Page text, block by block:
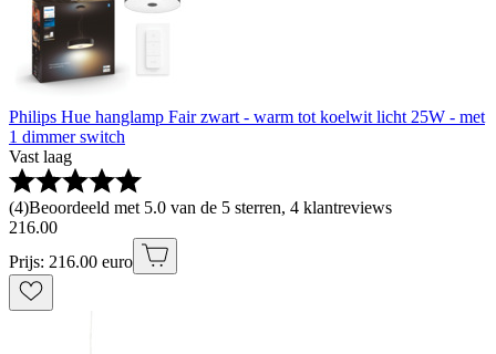
Philips Hue hanglamp Fair zwart - warm tot koelwit licht 25W - met
1 dimmer switch
Vast laag
(4)Beoordeeld met 5.0 van de 5 sterren, 4 klantreviews
216.00
Prijs: 216.00 euro